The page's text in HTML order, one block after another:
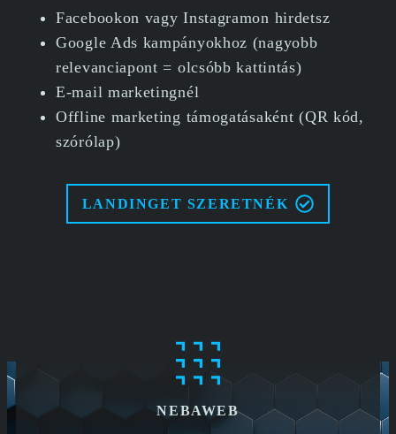
Facebookon vagy Instagramon hirdetsz
Google Ads kampányokhoz (nagyobb
relevanciapont = olcsóbb kattintás)
E-mail marketingnél
Offline marketing támogatásaként (QR kód,
szórólap)
LANDINGET SZERETNÉK
NEBAWEB